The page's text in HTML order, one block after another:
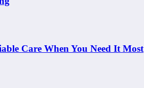
Care When You Need It Most